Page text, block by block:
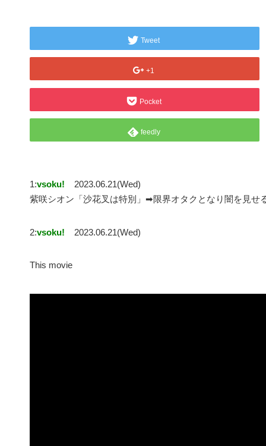
Tweet
+1
Pocket
feedly
1:vsoku!
2023.06.21(Wed)
紫咲シオン「沙花叉は特別」➡限界オタクとなり闇を見せ
2:vsoku! 2023.06.21(Wed)
This movie